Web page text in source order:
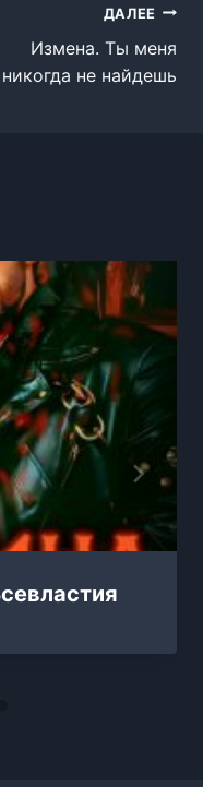
ДАЛЕЕ
Измена. Ты меня
никогда не найдешь